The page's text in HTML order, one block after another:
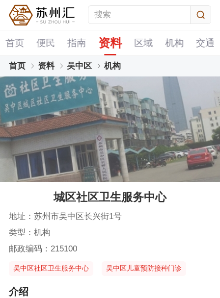
首页 便民 指南 资料 区域 机构 交通
首页 资料 吴中区 机构
城区社区卫生服务中心
地址：苏州市吴中区长兴街1号
类型：机构
邮政编码：215100
吴中区社区卫生服务中心 吴中区儿童预防接种门诊
介绍